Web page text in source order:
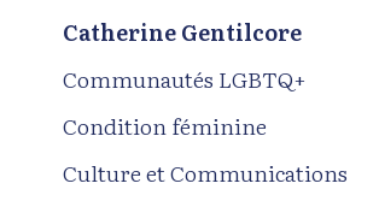
Catherine Gentilcore
Communautés LGBTQ+
Condition féminine
Culture et Communications